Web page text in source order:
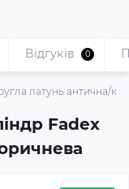
латунь антична/
Fadex
Відгуків 0